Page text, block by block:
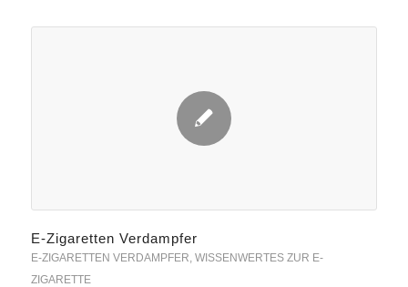
E-Zigaretten Verdampfer
E-ZIGARETTEN VERDAMPFER WISSENWERTES ZUR E-
ZIGARETTE